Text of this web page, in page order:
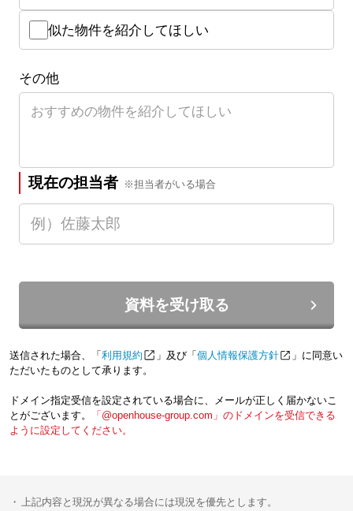
似た物件を紹介してほしい
その他
現在の担当者 ※担当者がいる場合
資料を受け取る
送信された場合、「 利用規約 」及び「 個人情報保護方針
」に同意い
ただいたものとして承ります。
ドメイン指定受信を設定されている場合に、メールが正しく届かないこ
とがございます。
「@openhouse-group.com」のドメインを受信できる
ように設定してください。
上記内容と現況が異なる場合には現況を優先とします。